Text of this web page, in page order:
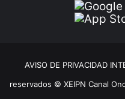
AVISO DE PRIVACIDAD
reservados © XEIPN Canal